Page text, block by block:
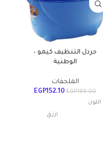
جردل التنظيف كيمو –
الوطنية
الملحقات
EGP169.00
EGP152.10
اللون
ازرق